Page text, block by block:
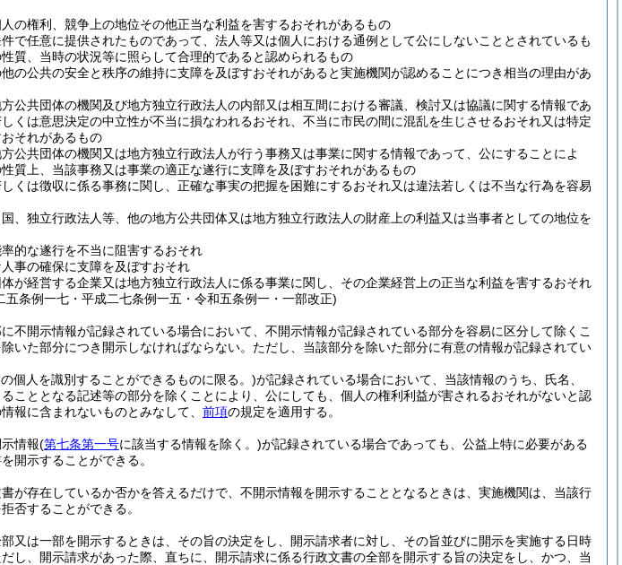
の権利、競争上の地位その他正当な利益を害するおそれがあるもの
で任意に提供されたものであって、法人等又は個人における通例として公にしないこととされているも
質、当時の状況等に照らして合理的であると認められるもの
の公共の安全と秩序の維持に支障を及ぼすおそれがあると実施機関が認めることにつき相当の理由があ
公共団体の機関及び地方独立行政法人の内部又は相互間における審議、検討又は協議に関する情報であ
くは意思決定の中立性が不当に損なわれるおそれ、不当に市民の間に混乱を生じさせるおそれ又は特定
それがあるもの
公共団体の機関又は地方独立行政法人が行う事務又は事業に関する情報であって、公にすることによ
質上、当該事務又は事業の適正な遂行に支障を及ぼすおそれがあるもの
くは徴収に係る事務に関し、正確な事実の把握を困難にするおそれ又は違法若しくは不当な行為を容易
、独立行政法人等、他の地方公共団体又は地方独立行政法人の財産上の利益又は当事者としての地位を
的な遂行を不当に阻害するおそれ
事の確保に支障を及ぼすおそれ
が経営する企業又は地方独立行政法人に係る事業に関し、その企業経営上の正当な利益を害するおそれ
条例一七・平成二七条例一五・令和五条例一・一部改正)
不開示情報が記録されている場合において、不開示情報が記録されている部分を容易に区分して除くこ
いた部分につき開示しなければならない。 ただし、当該部分を除いた部分に有意の情報が記録されてい
個人を識別することができるものに限る。)が記録されている場合において、当該情報のうち、氏名、
こととなる記述等の部分を除くことにより、公にしても、個人の権利利益が害されるおそれがないと認
報に含まれないものとみなして、 前項の規定を適用する。
情報(第七条第一号に該当する情報を除く。)が記録されている場合であっても、公益上特に必要がある
開示することができる。
が存在しているか否かを答えるだけで、不開示情報を開示することとなるときは、実施機関は、当該行
否することができる。
又は一部を開示するときは、その旨の決定をし、開示請求者に対し、その旨並びに開示を実施する日時
だし、開示請求があった際、直ちに、開示請求に係る行政文書の全部を開示する旨の決定をし、かつ、当